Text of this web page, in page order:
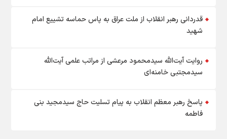
قدردانی رهبر انقلاب از ملت عراق به‌ پاس حماسه تشییع امام
شهید
روایت آیت‌الله سیدمحمود مرعشی از مراتب علمی آیت‌الله
سیدمجتبی خامنه‌ای
پاسخ رهبر معظم انقلاب به پیام تسلیت حاج سیدمجید بنی
فاطمه